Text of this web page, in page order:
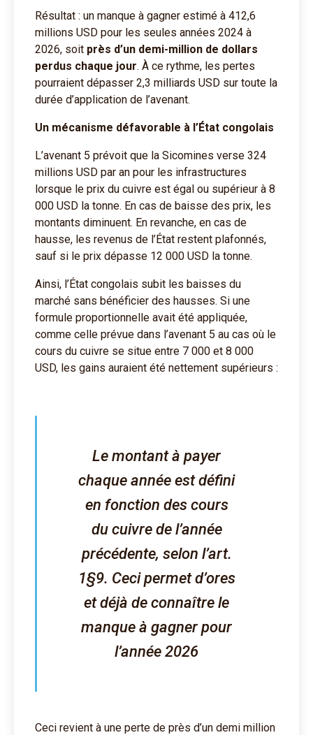
Résultat : un manque à gagner estimé à 412,6
millions USD pour les seules années 2024 à
2026, soit près d’un demi-million de dollars
perdus chaque jour. À ce rythme, les pertes
pourraient dépasser 2,3 milliards USD sur toute la
durée d’application de l’avenant.
Un mécanisme défavorable à l’État congolais
L’avenant 5 prévoit que la Sicomines verse 324
millions USD par an pour les infrastructures
lorsque le prix du cuivre est égal ou supérieur à 8
000 USD la tonne. En cas de baisse des prix, les
montants diminuent. En revanche, en cas de
hausse, les revenus de l’État restent plafonnés,
sauf si le prix dépasse 12 000 USD la tonne.
Ainsi, l’État congolais subit les baisses du
marché sans bénéficier des hausses. Si une
formule proportionnelle avait été appliquée,
comme celle prévue dans l’avenant 5 au cas où le
cours du cuivre se situe entre 7 000 et 8 000
USD, les gains auraient été nettement supérieurs :
Le montant à payer
chaque année est défini
en fonction des cours
du cuivre de l’année
précédente, selon l’art.
1§9. Ceci permet d’ores
et déjà de connaître le
manque à gagner pour
l’année 2026
Ceci revient à une perte de près d’un demi million